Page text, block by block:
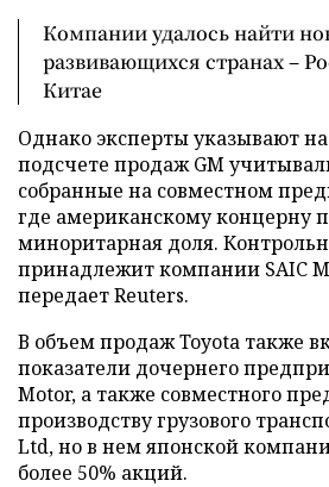
Компании удалось найти
развивающихся странах –
Китае
Однако эксперты указывают
подсчете продаж GM
собранные на совместном
где американскому концерну
миноритарная доля.
принадлежит компании SAIC
передает Reuters.
В объем продаж Toyota также
показатели дочернего
Motor, а также совместного
производству грузового
Ltd, но в нем японской
более 50% акций.